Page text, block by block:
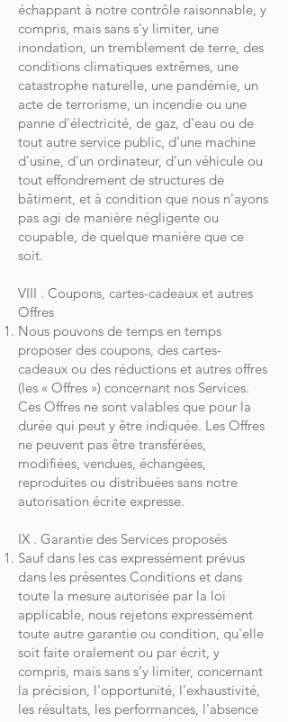
échappant à notre contrôle raisonnable, y
compris, mais sans s'y limiter, une
inondation, un tremblement de terre, des
conditions climatiques extrêmes, une
catastrophe naturelle, une pandémie, un
acte de terrorisme, un incendie ou une
panne d'électricité, de gaz, d'eau ou de
tout autre service public, d’une machine
d'usine, d’un ordinateur, d’un véhicule ou
tout effondrement de structures de
bâtiment, et à condition que nous n'ayons
pas agi de manière négligente ou
coupable, de quelque manière que ce
soit.
VIII . Coupons, cartes-cadeaux et autres
Offres
Nous pouvons de temps en temps
proposer des coupons, des cartes-
cadeaux ou des réductions et autres offres
(les « Offres ») concernant nos Services.
Ces Offres ne sont valables que pour la
durée qui peut y être indiquée. Les Offres
ne peuvent pas être transférées,
modifiées, vendues, échangées,
reproduites ou distribuées sans notre
autorisation écrite expresse.
IX . Garantie des Services proposés
Sauf dans les cas expressément prévus
dans les présentes Conditions et dans
toute la mesure autorisée par la loi
applicable, nous rejetons expressément
toute autre garantie ou condition, qu'elle
soit faite oralement ou par écrit, y
compris, mais sans s’y limiter, concernant
la précision, l'opportunité, l'exhaustivité,
les résultats, les performances, l'absence